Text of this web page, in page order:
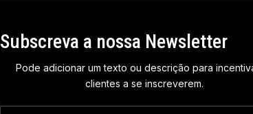
Subscreva a nossa Newsletter
Pode adicionar um texto ou descrição para
clientes a se inscreverem.